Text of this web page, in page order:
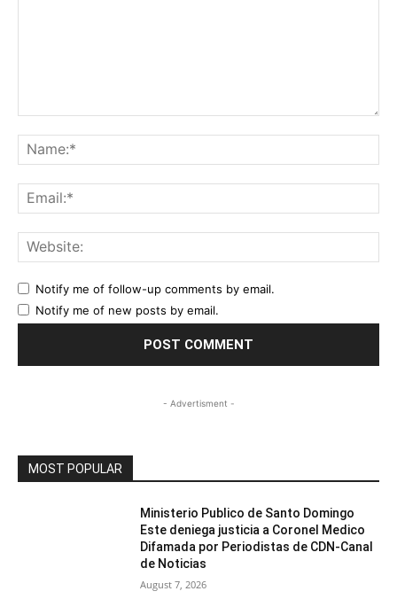
Notify me of follow-up comments by email.
Notify me of new posts by email.
- Advertisment -
MOST POPULAR
Ministerio Publico de Santo Domingo
Este deniega justicia a Coronel Medico
Difamada por Periodistas de CDN-Canal
de Noticias
August 7, 2026